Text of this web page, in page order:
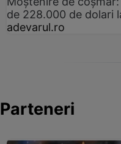
de 228.000 de dolari
adevarul.ro
Parteneri